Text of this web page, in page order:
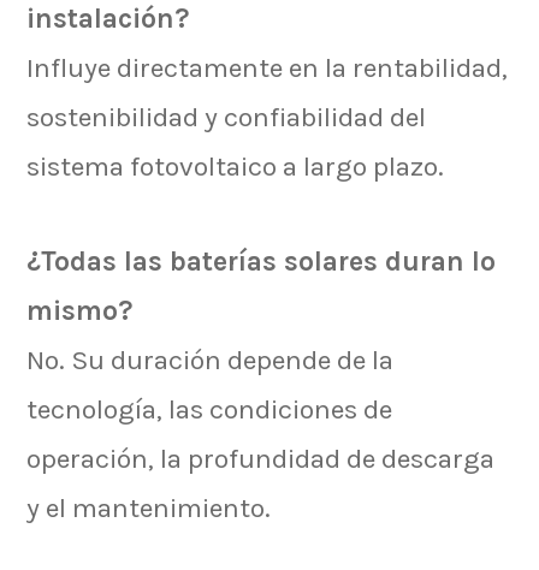
instalación?
Influye directamente en la rentabilidad,
sostenibilidad y confiabilidad del
sistema fotovoltaico a largo plazo.
¿Todas las baterías solares duran lo
mismo?
No. Su duración depende de la
tecnología, las condiciones de
operación, la profundidad de descarga
y el mantenimiento.